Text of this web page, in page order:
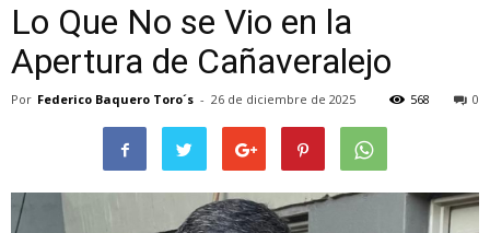
Lo Que No se Vio en la
Apertura de Cañaveralejo
Por Federico Baquero Toro´s - 26 de diciembre de 2025 0
568